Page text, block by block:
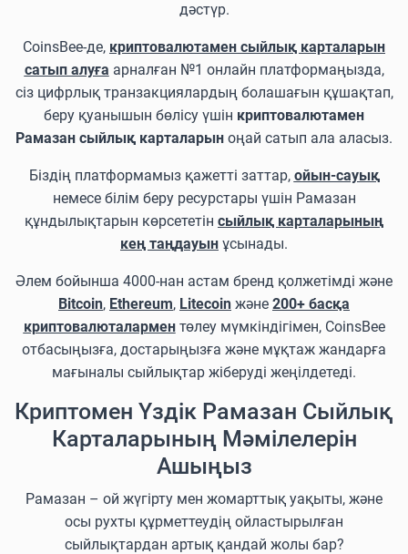
дәстүр.
CoinsBee-де, криптовалютамен сыйлық карталарын
сатып алуға арналған №1 онлайн платформаңызда,
сіз цифрлық транзакциялардың болашағын құшақтап,
беру қуанышын бөлісу үшін криптовалютамен
Рамазан сыйлық карталарын оңай сатып ала аласыз.
Біздің платформамыз қажетті заттар, ойын-сауық
немесе білім беру ресурстары үшін Рамазан
құндылықтарын көрсететін сыйлық карталарының
кең таңдауын ұсынады.
Әлем бойынша 4000-нан астам бренд қолжетімді және
Bitcoin, Ethereum, Litecoin және 200+ басқа
криптовалюталарментөлеу мүмкіндігімен, CoinsBee
отбасыңызға, достарыңызға және мұқтаж жандарға
мағыналы сыйлықтар жіберуді жеңілдетеді.
Криптомен Үздік Рамазан Сыйлық
Карталарының Мәмілелерін
Ашыңыз
Рамазан – ой жүгірту мен жомарттық уақыты, және
осы рухты құрметтеудің ойластырылған
сыйлықтардан артық қандай жолы бар?